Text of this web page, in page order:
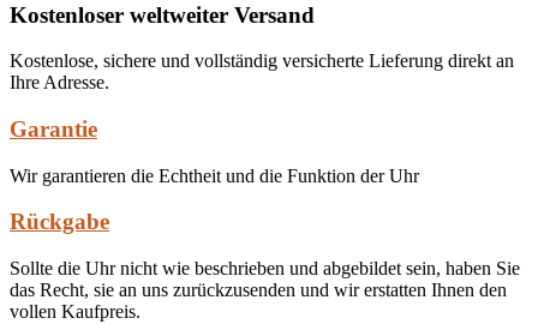
Kostenloser weltweiter Versand
Kostenlose, sichere und vollständig versicherte Lieferung direkt an
Ihre Adresse.
Garantie
Wir garantieren die Echtheit und die Funktion der Uhr
Rückgabe
Sollte die Uhr nicht wie beschrieben und abgebildet sein, haben Sie
das Recht, sie an uns zurückzusenden und wir erstatten Ihnen den
vollen Kaufpreis.